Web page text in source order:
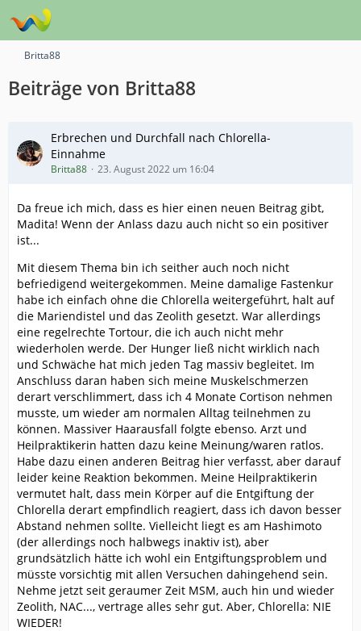
Britta88
Beiträge von Britta88
Erbrechen und Durchfall nach Chlorella-
Einnahme
Britta88 23. August 2022 um 16:04
Da freue ich mich, dass es hier einen neuen Beitrag gibt,
Madita! Wenn der Anlass dazu auch nicht so ein positiver
ist...
Mit diesem Thema bin ich seither auch noch nicht
befriedigend weitergekommen. Meine damalige Fastenkur
habe ich einfach ohne die Chlorella weitergeführt, halt auf
die Mariendistel und das Zeolith gesetzt. War allerdings
eine regelrechte Tortour, die ich auch nicht mehr
wiederholen werde. Der Hunger ließ nicht wirklich nach
und Schwäche hat mich jeden Tag massiv begleitet. Im
Anschluss daran haben sich meine Muskelschmerzen
derart verschlimmert, dass ich 4 Monate Cortison nehmen
musste, um wieder am normalen Alltag teilnehmen zu
können. Massiver Haarausfall folgte ebenso. Arzt und
Heilpraktikerin hatten dazu keine Meinung/waren ratlos.
Habe dazu einen anderen Beitrag hier verfasst, aber darauf
leider keine Reaktion bekommen. Meine Heilpraktikerin
vermutet halt, dass mein Körper auf die Entgiftung der
Chlorella derart empfindlich reagiert, dass ich davon besser
Abstand nehmen sollte. Vielleicht liegt es am Hashimoto
(der allerdings noch halbwegs inaktiv ist), aber
grundsätzlich hätte ich wohl ein Entgiftungsproblem und
müsste vorsichtig mit allen Versuchen dahingehend sein.
Nehme jetzt seit geraumer Zeit MSM, auch hin und wieder
Zeolith, NAC..., vertrage alles sehr gut. Aber, Chlorella: NIE
WIEDER!